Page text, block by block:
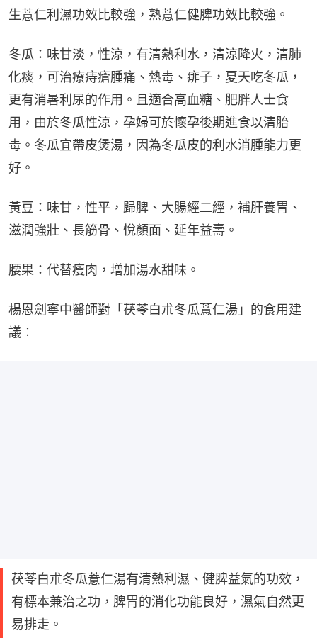
生薏仁利濕功效比較強，熟薏仁健脾功效比較強。
冬瓜：味甘淡，性涼，有清熱利水，清涼降火，清肺
化痰，可治療痔瘡腫痛、熱毒、痱子，夏天吃冬瓜，
更有消暑利尿的作用。且適合高血糖、肥胖人士食
用，由於冬瓜性涼，孕婦可於懷孕後期進食以清胎
毒。冬瓜宜帶皮煲湯，因為冬瓜皮的利水消腫能力更
好。
黃豆：味甘，性平，歸脾、大腸經二經，補肝養胃、
滋潤強壯、長筋骨、悅顏面、延年益壽。
腰果：代替瘦肉，增加湯水甜味。
楊恩劍寧中​醫師對「茯苓白朮冬瓜薏仁湯」的食用建
議︰
茯苓白朮冬瓜薏仁湯有清熱利濕、健脾益氣的功效，
有標本兼治之功，脾胃的消化功能良好，濕氣自然更
易排走。